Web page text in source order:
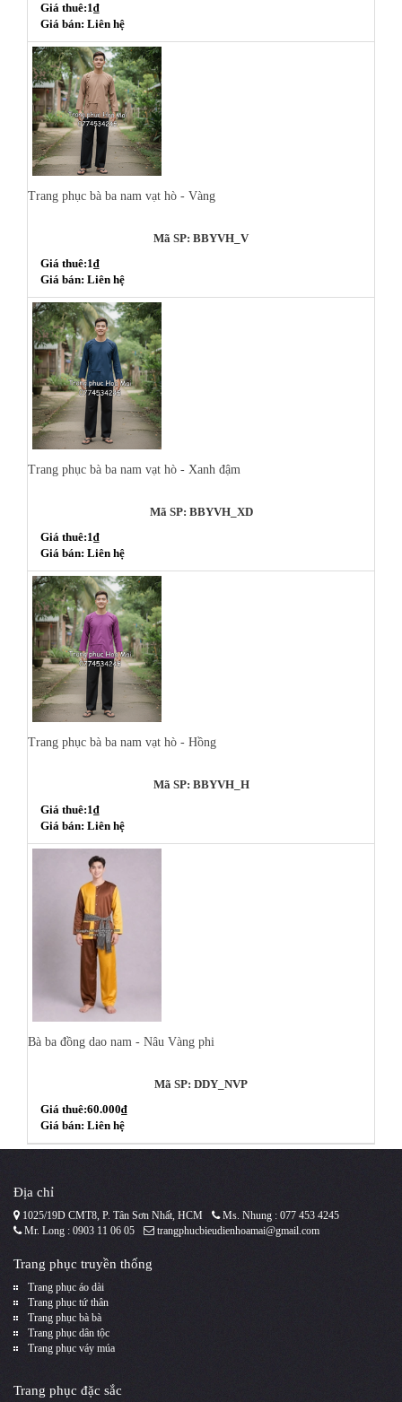
Giá thuê:1₫
Giá bán: Liên hệ
Trang phục bà ba nam vạt hò - Vàng
Mã SP: BBYVH_V
Giá thuê:1₫
Giá bán: Liên hệ
Trang phục bà ba nam vạt hò - Xanh đậm
Mã SP: BBYVH_XD
Giá thuê:1₫
Giá bán: Liên hệ
Trang phục bà ba nam vạt hò - Hồng
Mã SP: BBYVH_H
Giá thuê:1₫
Giá bán: Liên hệ
Bà ba đồng dao nam - Nâu Vàng phi
Mã SP: DDY_NVP
Giá thuê:60.000₫
Giá bán: Liên hệ
Địa chỉ
1025/19D CMT8, P. Tân Sơn Nhất, HCM
Ms. Nhung : 077 453 4245
Mr. Long : 0903 11 06 05
trangphucbieudienhoamai@gmail.com
Trang phục truyền thống
Trang phục áo dài
Trang phục tứ thân
Trang phục bà bà
Trang phục dân tộc
Trang phục váy múa
Trang phục đặc sắc